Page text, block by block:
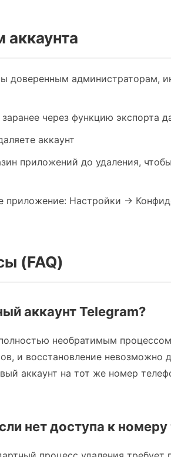
доверенным администраторам,
через функцию экспорта
аккаунт
приложений до удаления,
приложение: Настройки →
(FAQ)
аккаунт Telegram?
необратимым
и восстановление невозможно
аккаунт на тот же номер
нет доступа к